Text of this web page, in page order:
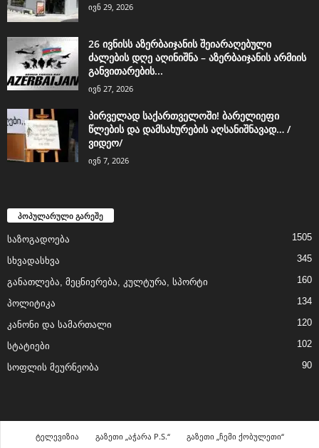
ივნ 29, 2026
26 ივნისს აზერბაიჯანის შეიარაღებული
ძალების დღე აღინიშნა – აზერბაიჯანის არმიის
განვითარების...
ივნ 27, 2026
პირველად საქართველოში! ბარელიეფი
წლების და დამსახურების აღსანიშნავად… /
ვიდეო/
ივნ 7, 2026
პოპულარული გარეშე
საზოგადოება 1505
სხვადასხვა 345
განათლება, მეცნიერება, კულტურა, სპორტი 160
პოლიტიკა 134
კანონი და სამართალი 120
სტატიები 102
სოფლის მეურნეობა 90
ტელევიზია გაზეთი „აჭარა P.S.“ გაზეთი „ჩემი ქობულეთი“